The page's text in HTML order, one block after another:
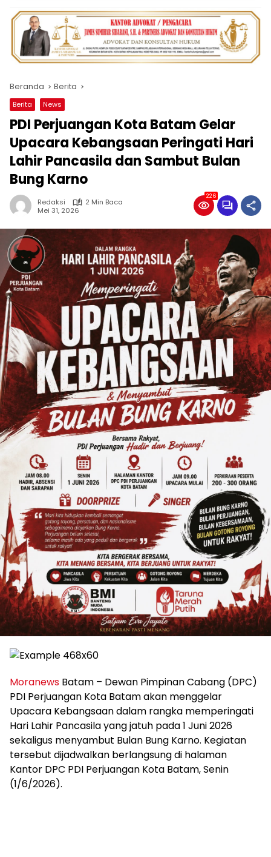
Beranda Berita
Berita News
PDI Perjuangan Kota Batam Gelar
Upacara Kebangsaan Peringati Hari
Lahir Pancasila dan Sambut Bulan
Bung Karno
Redaksi
2 Min Baca
Mei 31, 2026
226
Moranews Batam – Dewan Pimpinan Cabang (DPC)
PDI Perjuangan Kota Batam akan menggelar
Upacara Kebangsaan dalam rangka memperingati
Hari Lahir Pancasila yang jatuh pada 1 Juni 2026
sekaligus menyambut Bulan Bung Karno. Kegiatan
tersebut dijadwalkan berlangsung di halaman
Kantor DPC PDI Perjuangan Kota Batam, Senin
(1/6/2026).